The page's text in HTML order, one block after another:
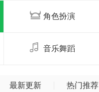
角色扮演
音乐舞蹈
最新更新 热门推荐